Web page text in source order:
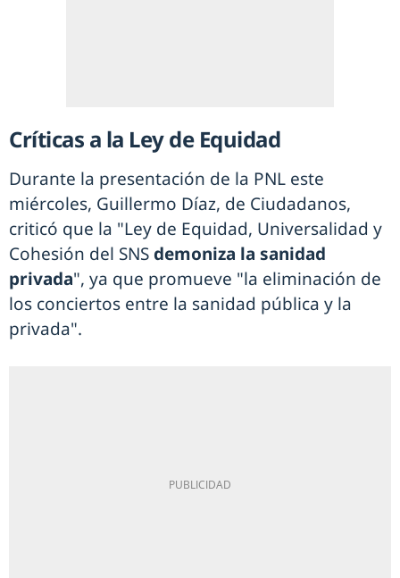
Críticas a la Ley de Equidad
Durante la presentación de la PNL este
miércoles, Guillermo Díaz, de Ciudadanos,
criticó que la "Ley de Equidad, Universalidad y
Cohesión del SNS demoniza la sanidad
privada", ya que promueve "la eliminación de
los conciertos entre la sanidad pública y la
privada".